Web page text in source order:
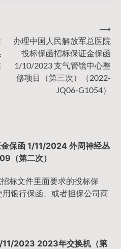
办理中国人民解放军总医院
投标保函招标保证金保函
1/10/2023 支气管镜中心整
修项目（第三次）（2022-
JQ06-G1054）
⟶
保函 1/11/2024 外周神经丛
（第二次）
标文件里面要求的投标保
银行保函、或者担保公司商
11/2023 2023年交换机（第